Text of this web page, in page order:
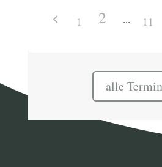
1 2 11
alle